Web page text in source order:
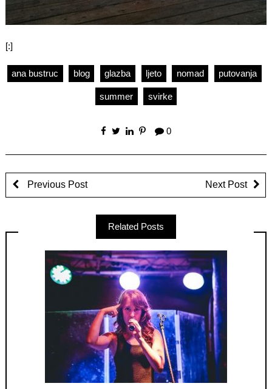
[:]
ana bustruc blog glazba ljeto nomad putovanja
summer svirke
0
Previous Post Next Post
Related Posts